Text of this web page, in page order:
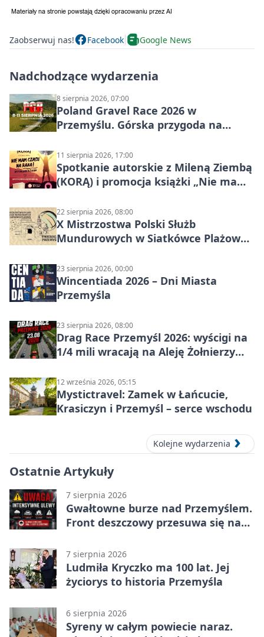
Zaobserwuj nas! Facebook Google News
Nadchodzące wydarzenia
8 sierpnia 2026, 07:00
Poland Gravel Race 2026 w
Przemyślu. Górska przygoda na
11 sierpnia 2026, 17:00
Spotkanie autorskie z Mileną Ziembą
(KORĄ) i promocja książki „Nie mam
22 sierpnia 2026, 08:00
X Mistrzostwa Polski Służb
Mundurowych w Siatkówce Plażowej
23 sierpnia 2026, 00:00
Wincentiada 2026 – Dni Miasta
Przemyśla
23 sierpnia 2026, 08:00
Drag Race Przemyśl 2026: wyścigi na
1/4 mili wracają na Aleję Żołnierzy
12 września 2026, 05:15
Mystictravel: Zamek w Łańcucie,
Krasiczyn i Przemyśl – serce wschodu
Kolejne wydarzenia
Ostatnie Artykuły
7 sierpnia 2026
Gwałtowne burze nad Przemyślem.
Front deszczowy przesuwa się na
7 sierpnia 2026
Ludmiła Kryczko ma 100 lat. Jej
życiorys to historia Przemyśla
6 sierpnia 2026
Syreny w całym powiecie naraz.